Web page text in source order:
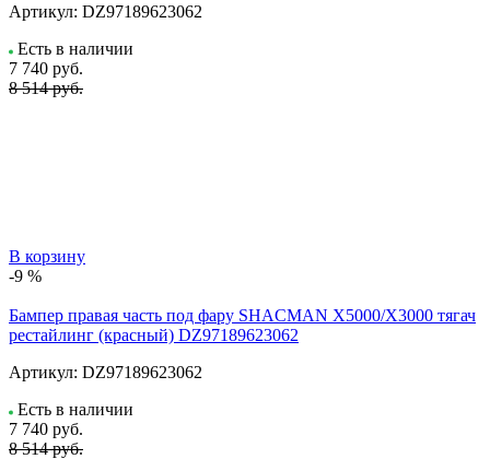
Артикул: DZ97189623062
Есть в наличии
7 740 руб.
8 514 руб.
В корзину
-9 %
Бампер правая часть под фару SHACMAN X5000/X3000 тягач
рестайлинг (красный) DZ97189623062
Артикул: DZ97189623062
Есть в наличии
7 740 руб.
8 514 руб.